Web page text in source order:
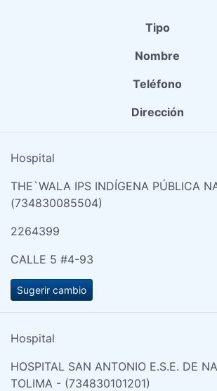
Tipo
Nombre
Teléfono
Dirección
Hospital
THE`WALA IPS INDÍGENA PÚBLICA
(734830085504)
2264399
CALLE 5 #4-93
Sugerir cambio
Hospital
HOSPITAL SAN ANTONIO E.S.E. DE
TOLIMA - (734830101201)